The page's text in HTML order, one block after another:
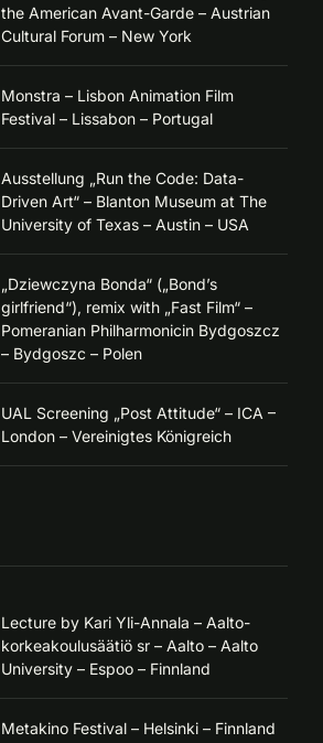
the American Avant-Garde – Austrian
Cultural Forum – New York
Monstra – Lisbon Animation Film
Festival – Lissabon – Portugal
Ausstellung „Run the Code: Data-
Driven Art“ – Blanton Museum at The
University of Texas – Austin – USA
„Dziewczyna Bonda“ („Bond’s
girlfriend“), remix with „Fast Film“ –
Pomeranian Philharmonicin Bydgoszcz
– Bydgoszc – Polen
UAL Screening „Post Attitude“ – ICA –
London – Vereinigtes Königreich
Lecture by Kari Yli-Annala – Aalto-
korkeakoulusäätiö sr – Aalto – Aalto
University – Espoo – Finnland
Metakino Festival – Helsinki – Finnland